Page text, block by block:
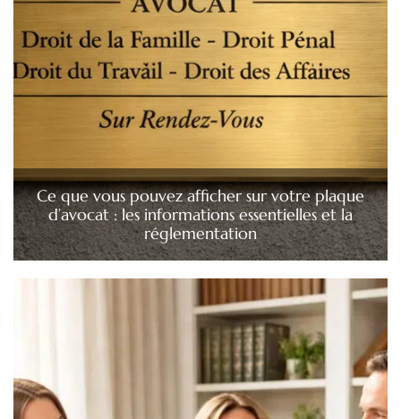
Ce que vous pouvez afficher sur votre plaque
d’avocat : les informations essentielles et la
réglementation